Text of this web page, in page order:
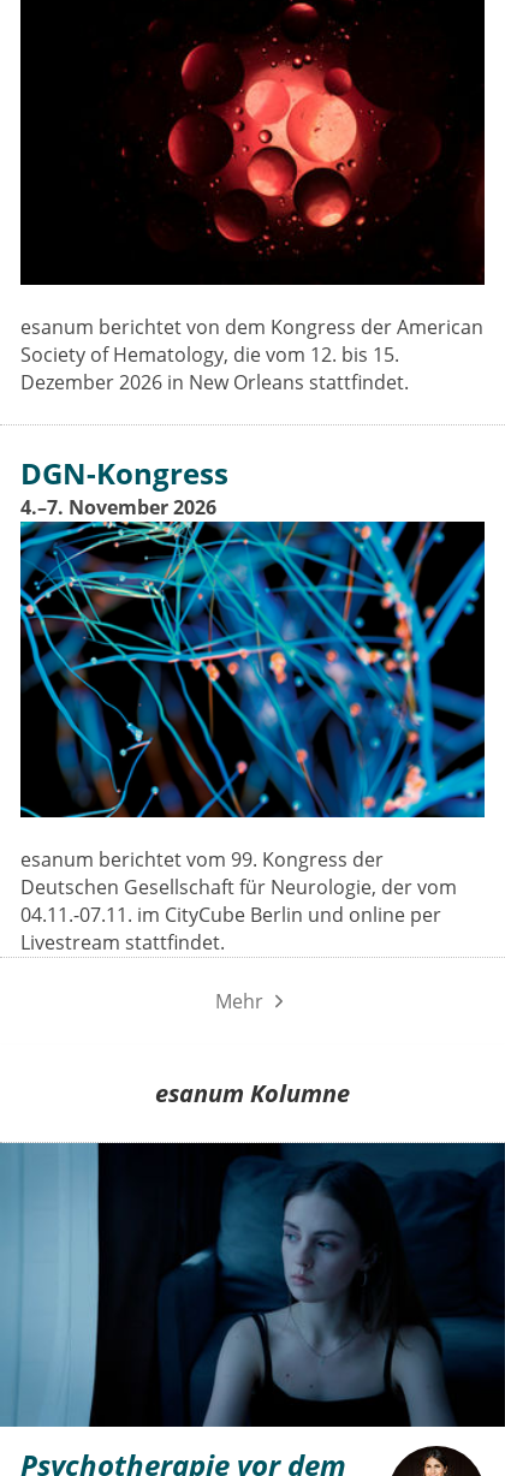
esanum berichtet von dem Kongress der American
Society of Hematology, die vom 12. bis 15.
Dezember 2026 in New Orleans stattfindet.
DGN-Kongress
4.–7. November 2026
esanum berichtet vom 99. Kongress der
Deutschen Gesellschaft für Neurologie, der vom
04.11.-07.11. im CityCube Berlin und online per
Livestream stattfindet.
Mehr
esanum Kolumne
Psychotherapie vor dem